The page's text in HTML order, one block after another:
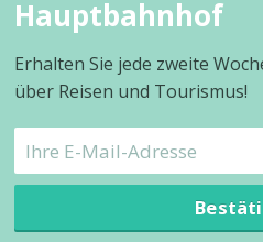
Hauptbahnhof
Erhalten Sie jede zweite
über Reisen und Tourismus!